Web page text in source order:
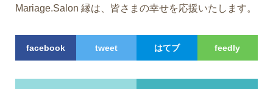
Mariage.Salon 縁は、皆さまの幸せを応援いたします。
facebook tweet はてブ feedly